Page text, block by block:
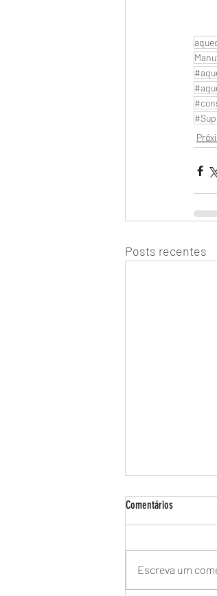
Posts recentes
Comentários
Escreva um